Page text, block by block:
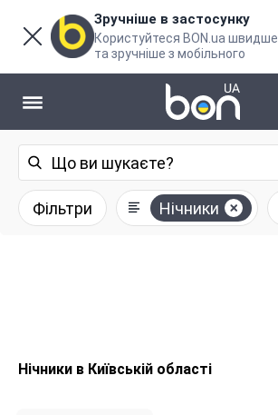
Зручніше в застосунку
Користуйтеся BON.ua швидше
та зручніше з мобільного
Фільтри Нічники
Нічники в Київській області